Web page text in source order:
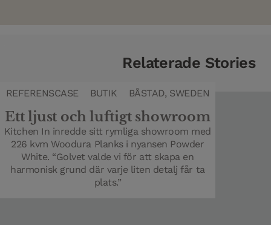
Relaterade Stories
REFERENSCASE BUTIK BÅSTAD, SWEDEN
Ett ljust och luftigt showroom
Kitchen In inredde sitt rymliga showroom med
226 kvm Woodura Planks i nyansen Powder
White. “Golvet valde vi för att skapa en
harmonisk grund där varje liten detalj får ta
plats.”
Rekommenderade tillbehör